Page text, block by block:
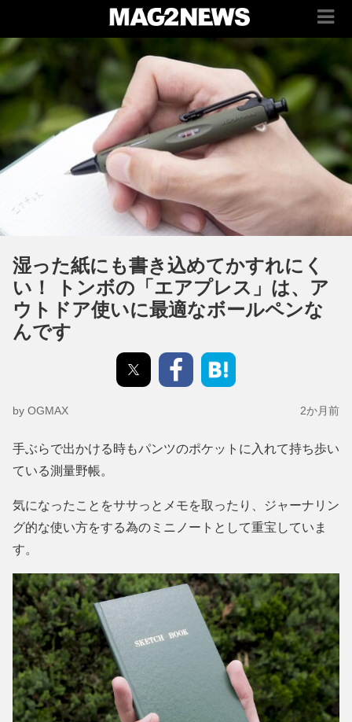
湿った紙にも書き込めてかすれにく
い！ トンボの「エアプレス」は、ア
ウトドア使いに最適なボールペンな
んです
by OGMAX 2か月前
手ぶらで出かける時もパンツのポケットに入れて持ち歩い
ている測量野帳。
気になったことをササっとメモを取ったり、ジャーナリン
グ的な使い方をする為のミニノートとして重宝していま
す。